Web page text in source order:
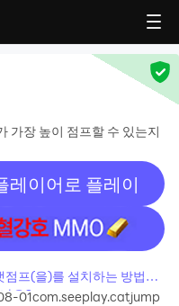
가장 높이 점프할 수 있는지
레이어로 플레이
점프(을)를 설치하는 방법은
요?
01com.seeplay.catjump